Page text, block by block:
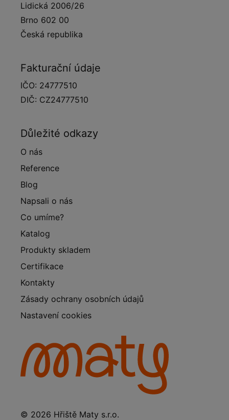
Lidická 2006/26
Brno 602 00
Česká republika
Fakturační údaje
IČO: 24777510
DIČ: CZ24777510
Důležité odkazy
O nás
Reference
Blog
Napsali o nás
Co umíme?
Katalog
Produkty skladem
Certifikace
Kontakty
Zásady ochrany osobních údajů
Nastavení cookies
© 2026 Hřiště Maty s.r.o.